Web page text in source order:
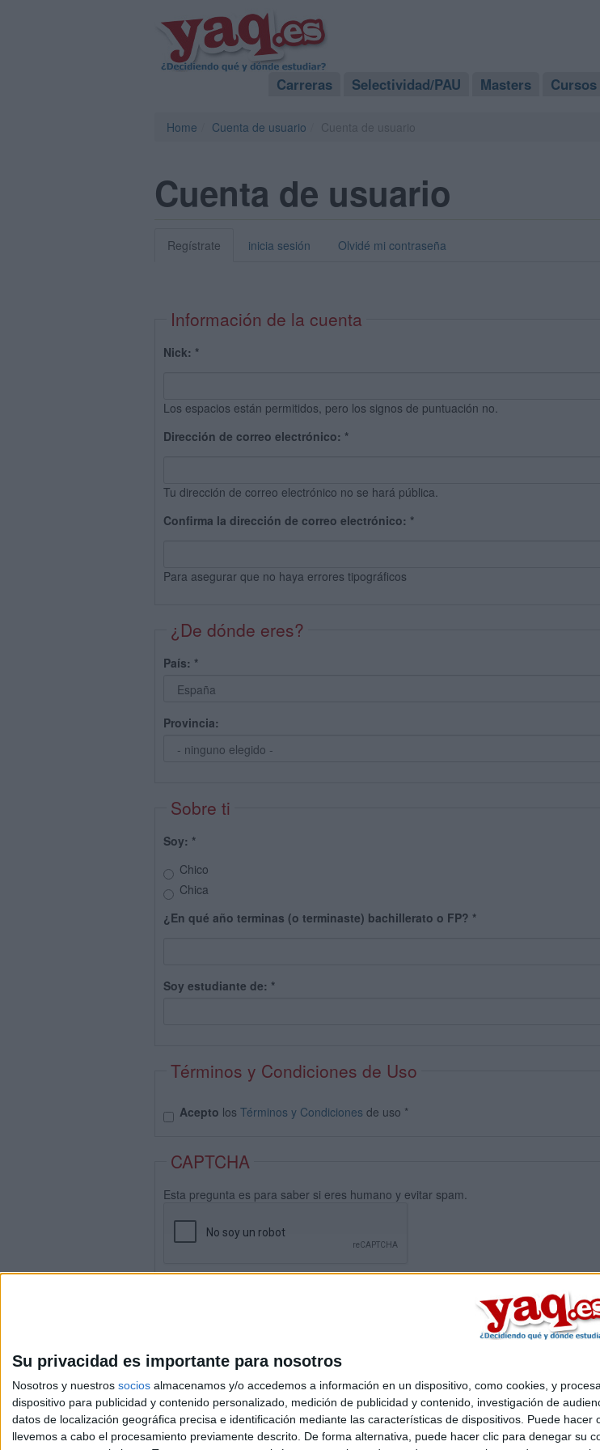
Su privacidad es importante para nosotros
Nosotros y nuestros socios almacenamos y/o accedemos a información en un dispositivo, como cookies, y
dispositivo para publicidad y contenido personalizado, medición de publicidad y contenido, investigación de
datos de localización geográfica precisa e identificación mediante las características de dispositivos. Puede
llevemos a cabo el procesamiento previamente descrito. De forma alternativa, puede hacer clic para denegar
Carreras Selectividad/PAU Masters Cursos
Home Cuenta de usuario
Cuenta de usuario
Regístrate inicia sesión Olvidé mi contraseña
Información de la cuenta
Nick: *
Los espacios están permitidos, pero los signos de puntuación no.
Dirección de correo electrónico: *
Tu dirección de correo electrónico no se hará pública.
Confirma la dirección de correo electrónico: *
Para asegurar que no haya errores tipográficos
¿De dónde eres?
País: *
Provincia:
Sobre ti
Soy: *
Chico
Chica
¿En qué año terminas (o terminaste) bachillerato o FP? *
Soy estudiante de: *
Términos y Condiciones de Uso
Acepto los Términos y Condiciones de uso *
CAPTCHA
Esta pregunta es para saber si eres humano y evitar spam.
Quiénes somos |Contactar|
Aviso legal|Politica de privacidad|Condiciones